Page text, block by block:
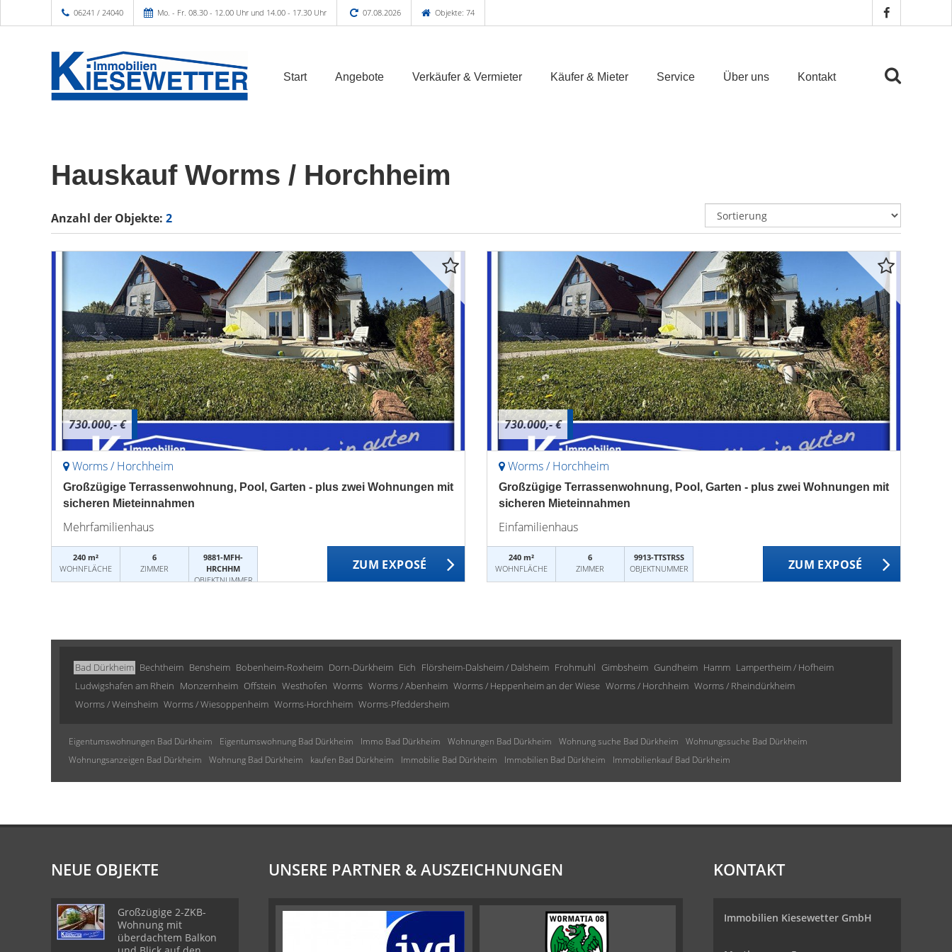
06241 / 24040 Mo. - Fr. 08.30 - 12.00 Uhr und 14.00 - 17.30 Uhr 07.08.2026 Objekte: 74
Start Angebote Verkäufer & Vermieter Käufer & Mieter Service Über uns Kontakt
Hauskauf Worms / Horchheim
Anzahl der Objekte: 2
730.000,- €
Worms / Horchheim
Großzügige Terrassenwohnung, Pool, Garten - plus zwei Wohnungen mit
sicheren Mieteinnahmen
Mehrfamilienhaus
240 m²
WOHNFLÄCHE
6
ZIMMER
9881-MFH-
HRCHHM
OBJEKTNUMMER
ZUM EXPOSÉ
730.000,- €
Worms / Horchheim
Großzügige Terrassenwohnung, Pool, Garten - plus zwei Wohnungen mit
sicheren Mieteinnahmen
Einfamilienhaus
240 m²
WOHNFLÄCHE
6
ZIMMER
9913-TTSTRSS
OBJEKTNUMMER
ZUM EXPOSÉ
Bad Dürkheim Bechtheim Bensheim Bobenheim-Roxheim Dorn-Dürkheim Eich Flörsheim-Dalsheim / Dalsheim Frohmuhl Gimbsheim Gundheim Hamm Lampertheim / Hofheim
Ludwigshafen am Rhein Monzernheim Offstein Westhofen Worms Worms / Abenheim Worms / Heppenheim an der Wiese Worms / Horchheim Worms / Rheindürkheim
Worms / Weinsheim Worms / Wiesoppenheim Worms-Horchheim Worms-Pfeddersheim
Eigentumswohnungen Bad Dürkheim Eigentumswohnung Bad Dürkheim Immo Bad Dürkheim Wohnungen Bad Dürkheim Wohnung suche Bad Dürkheim
Wohnungssuche Bad Dürkheim
Wohnungsanzeigen Bad Dürkheim
Wohnung Bad Dürkheim kaufen Bad Dürkheim Immobilie Bad Dürkheim Immobilien Bad Dürkheim Immobilienkauf Bad Dürkheim
NEUE OBJEKTE
Großzügige 2-ZKB-
Wohnung mit
überdachtem Balkon
UNSERE PARTNER & AUSZEICHNUNGEN KONTAKT
Immobilien Kiesewetter GmbH